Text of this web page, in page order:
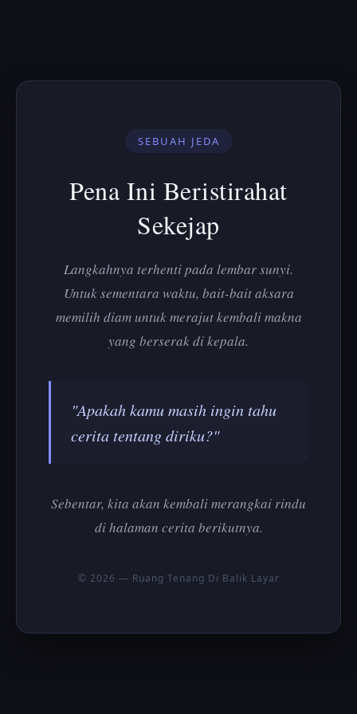
SEBUAH JEDA
Pena Ini Beristirahat
Sekejap
Langkahnya terhenti pada lembar sunyi.
Untuk sementara waktu, bait-bait aksara
memilih diam untuk merajut kembali makna
yang berserak di kepala.
"Apakah kamu masih ingin tahu
cerita tentang diriku?"
Sebentar, kita akan kembali merangkai rindu
di halaman cerita berikutnya.
© 2026 — Ruang Tenang Di Balik Layar